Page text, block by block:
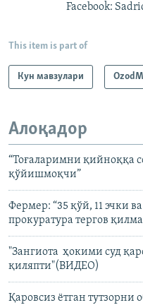
Facebook:
This item is part of
Кун мавзулари
Алоқадор
“Тоғаларимни қийноққа
қўйишмоқчи”
Фермер: “35 қўй, 11 эчки
прокуратура тергов
"Зангиота ҳокими суд
қиляпти"(ВИДЕО)
Қаровсиз ётган тутзорни